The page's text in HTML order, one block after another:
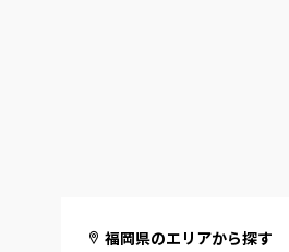
福岡県のエリアから探す